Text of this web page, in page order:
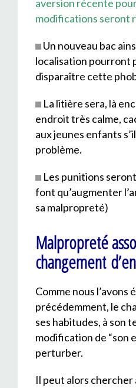
aversion récente
modifications seront
Un nouveau bac
localisation pourront
disparaître cette
La litière sera, là
endroit très calme,
aux jeunes enfants
problème.
Les punitions
font qu’augmenter
sa malpropreté)
Malpropreté
changement
Comme nous l’avons
précédemment, le
ses habitudes, à son
modification de “son
perturber.
Il peut alors chercher